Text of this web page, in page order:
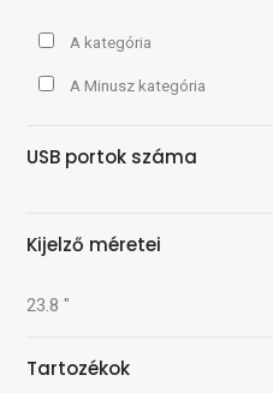
A kategória
A Minusz kategória
USB portok száma
Kijelző méretei
23.8 "
Tartozékok